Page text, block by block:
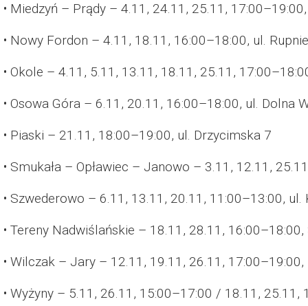
• Miedzyń – Prądy – 4.11, 24.11, 25.11,
• Nowy Fordon – 4.11, 18.11, 16:00–18:00, ul.
• Okole – 4.11, 5.11, 13.11, 18.11, 25.11,
• Osowa Góra – 6.11, 20.11, 16:00–18:00, ul. Dolna
• Piaski – 21.11, 18:00–19:00, ul. Drzycimska 7
• Smukała – Opławiec – Janowo – 3.11, 12.11,
• Szwederowo – 6.11, 13.11, 20.11, 11:00–13:00,
• Tereny Nadwiślańskie – 18.11, 28.11,
• Wilczak – Jary – 12.11, 19.11, 26.11,
• Wyżyny – 5.11, 26.11, 15:00–17:00 / 18.11,